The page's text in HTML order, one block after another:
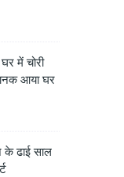
में चोरी
आया घर
के ढाई साल